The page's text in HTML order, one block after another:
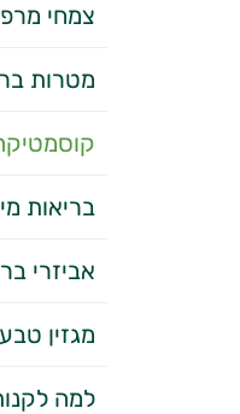
צמחי
מטרות
בריאות
אביזרי
מגזין
למה